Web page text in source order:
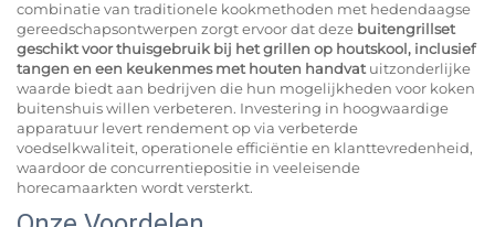
combinatie van traditionele kookmethoden met hedendaagse
gereedschapsontwerpen zorgt ervoor dat deze buitengrillset
geschikt voor thuisgebruik bij het grillen op houtskool, inclusief
tangen en een keukenmes met houten handvat uitzonderlijke
waarde biedt aan bedrijven die hun mogelijkheden voor koken
buitenshuis willen verbeteren. Investering in hoogwaardige
apparatuur levert rendement op via verbeterde
voedselkwaliteit, operationele efficiëntie en klanttevredenheid,
waardoor de concurrentiepositie in veeleisende
horecamaarkten wordt versterkt.